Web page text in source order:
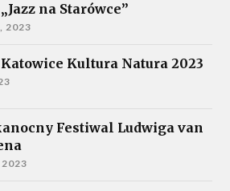
na Starówce”
2023
Kultura Natura 2023
Festiwal Ludwiga van